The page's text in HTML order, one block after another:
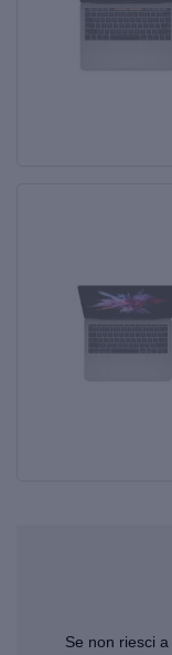
Se non riesci